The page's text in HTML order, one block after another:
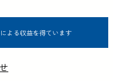
よる収益を得ています